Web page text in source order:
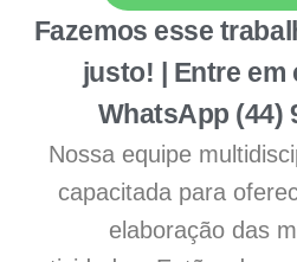
Fazemos esse
justo! | Entre em
WhatsApp (44)
Nossa equipe
capacitada para
elaboração das